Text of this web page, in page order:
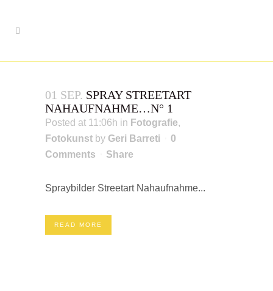
01 SEP. SPRAY STREETART
NAHAUFNAHME…N° 1
Posted at 11:06h in Fotografie,
Fotokunst by Geri Barreti
0
Comments
Share
Spraybilder Streetart Nahaufnahme...
READ MORE